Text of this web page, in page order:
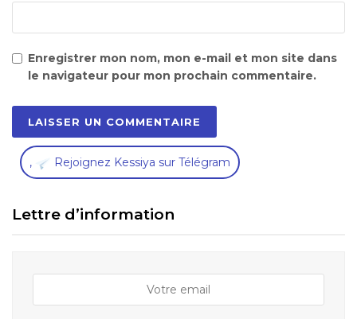
Enregistrer mon nom, mon e-mail et mon site dans
le navigateur pour mon prochain commentaire.
, Rejoignez Kessiya sur Télégram
Lettre d’information